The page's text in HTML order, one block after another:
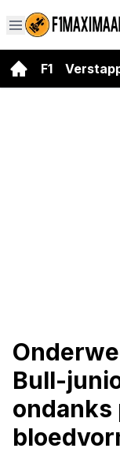
F1
Bull-
ondanks